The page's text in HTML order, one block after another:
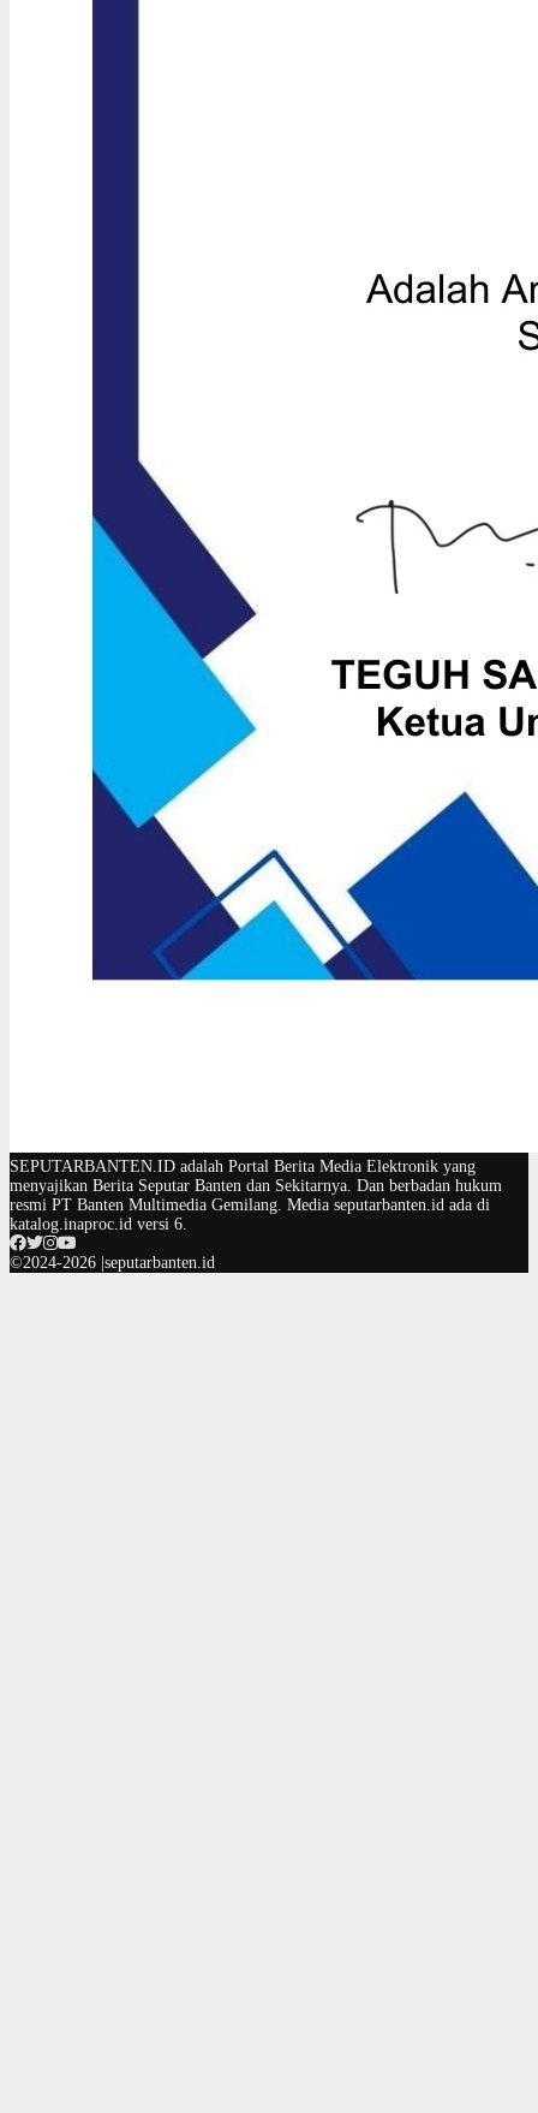
SEPUTARBANTEN.ID adalah Portal Berita Media Elektronik yang
menyajikan Berita Seputar Banten dan Sekitarnya. Dan berbadan hukum
resmi PT Banten Multimedia Gemilang. Media seputarbanten.id ada di
katalog.inaproc.id versi 6.
©2024-2026 |seputarbanten.id